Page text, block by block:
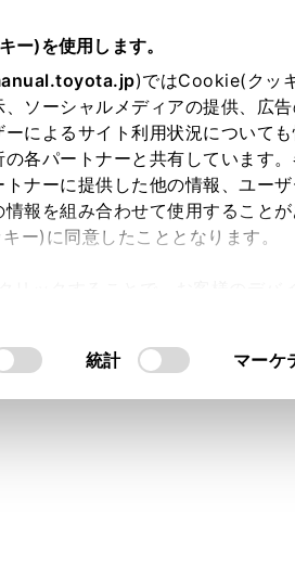
ー)を使用します。
)ではCookie(クッ
ソーシャルメディアの提供、広
によるサイト利用状況について
各パートナーと共有しています
ナーに提供した他の情報、ユー
報を組み合わせて使用すること
ー)に同意したこととなります。
統計 マーケ
せ
入力内容のご確認